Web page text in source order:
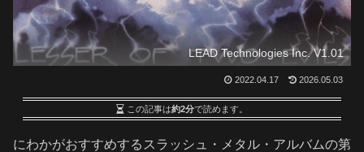
LEAD Technologies Inc. V1.01
2022.04.17 2026.05.03
この記事は約2分で読めます。
にわかがおすすめするスラッシュ・メタル・アルバムの第